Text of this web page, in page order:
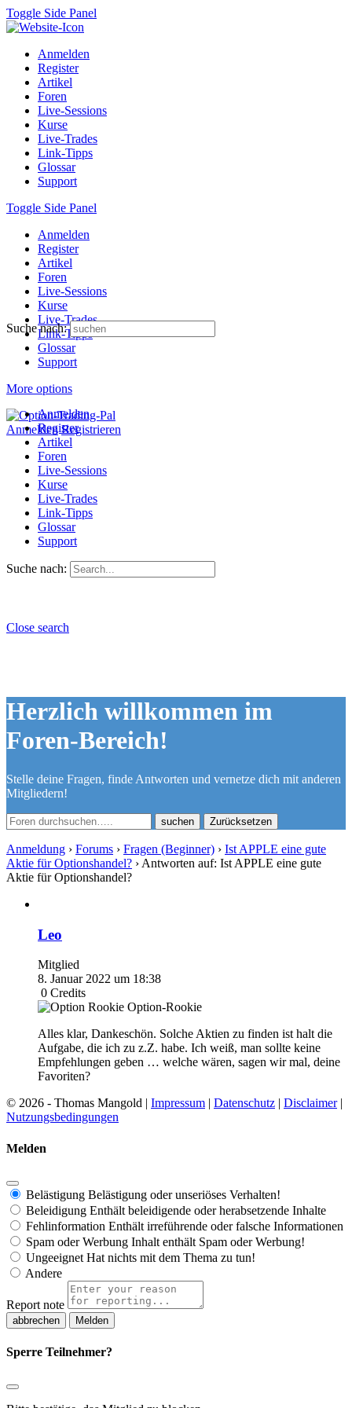
Toggle Side Panel
Anmelden
Register
Artikel
Foren
Live-Sessions
Kurse
Live-Trades
Link-Tipps
Glossar
Support
Toggle Side Panel
Anmelden
Register
Artikel
Foren
Live-Sessions
Kurse
Live-Trades
Link-Tipps
Glossar
Support
More options
Anmelden Registrieren
Suche nach:
Anmelden
Register
Artikel
Foren
Live-Sessions
Kurse
Live-Trades
Link-Tipps
Glossar
Support
Suche nach:
Close search
Herzlich willkommen im
Foren-Bereich!
Stelle deine Fragen, finde Antworten und vernetze dich mit anderen
Mitgliedern!
Zurücksetzen
Anmeldung › Forums › Fragen (Beginner) › Ist APPLE eine gute
Aktie für Optionshandel? › Antworten auf: Ist APPLE eine gute
Aktie für Optionshandel?
Leo
Mitglied
8. Januar 2022 um 18:38
0 Credits
Option-Rookie
Alles klar, Dankeschön. Solche Aktien zu finden ist halt die
Aufgabe, die ich zu z.Z. habe. Ich weiß, man sollte keine
Empfehlungen geben … welche wären, sagen wir mal, deine
Favoriten?
© 2026 - Thomas Mangold | Impressum | Datenschutz | Disclaimer|
Nutzungsbedingungen
Melden
Belästigung Belästigung oder unseriöses Verhalten!
Beleidigung Enthält beleidigende oder herabsetzende Inhalte
Fehlinformation Enthält irreführende oder falsche Informationen
Spam oder Werbung Inhalt enthält Spam oder Werbung!
Ungeeignet Hat nichts mit dem Thema zu tun!
Andere
Report note
Melden
Sperre Teilnehmer?